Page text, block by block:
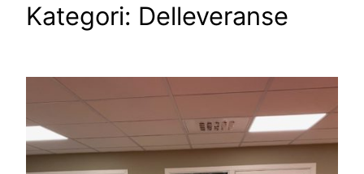
Kategori: Delleveranse